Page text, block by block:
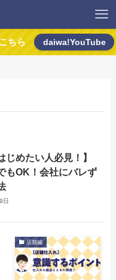
ちら daiwa!YouTube
じめたい人必見！】
もOK！会社にバレず
日
店舗編